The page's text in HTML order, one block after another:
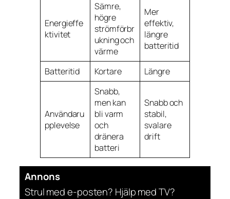
Energieffe
ktivitet
Sämre,
högre
strömförbr
ukning och
värme
Mer
effektiv,
längre
batteritid
Batteritid Kortare Längre
Användaru
pplevelse
Snabb,
men kan
bli varm
och
dränera
batteri
Snabb och
stabil,
svalare
drift
Annons
Strul med e-posten? Hjälp med TV?